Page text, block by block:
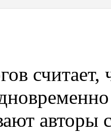
считает,
авторы